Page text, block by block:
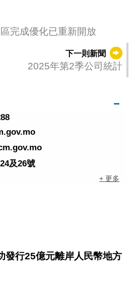
完成優化已重新開放
下一則新聞
2025年第2季公司統計
及26號
+ 更多
發行25億元離岸人民幣地方